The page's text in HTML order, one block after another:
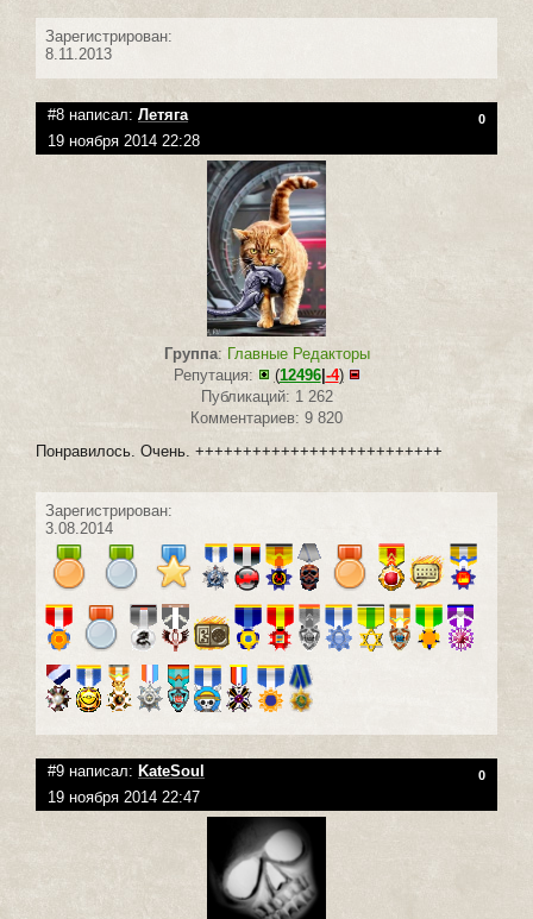
Зарегистрирован:
8.11.2013
#8 написал: Летяга 0
19 ноября 2014 22:28
Группа: Главные Редакторы
Репутация:
(12496| -4)
Публикаций: 1 262
Комментариев: 9 820
Понравилось. Очень. ++++++++++++++++++++++++++
Зарегистрирован:
3.08.2014
#9 написал: KateSoul 0
19 ноября 2014 22:47